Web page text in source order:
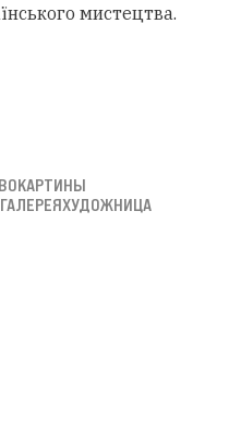
мистецтва.
КАРТИНЫ
ХУДОЖНИЦА